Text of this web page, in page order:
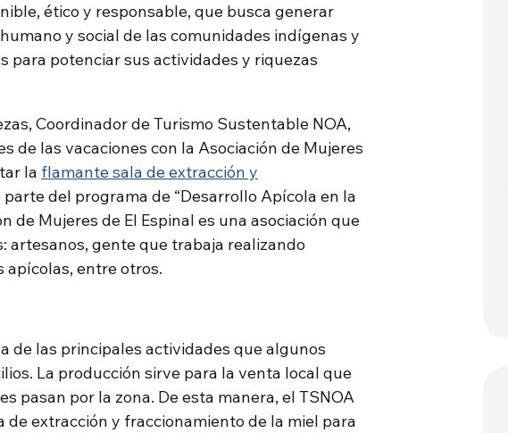
ético y responsable, que busca generar
y social de las comunidades indígenas y
para potenciar sus actividades y riquezas
Coordinador de Turismo Sustentable NOA,
de las vacaciones con la Asociación de Mujeres
la flamante sala de extracción y
parte del programa de “Desarrollo Apícola en la
de Mujeres de El Espinal es una asociación que
artesanos, gente que trabaja realizando
entre otros.
de las principales actividades que algunos
La producción sirve para la venta local que
pasan por la zona. De esta manera, el TSNOA
extracción y fraccionamiento de la miel para